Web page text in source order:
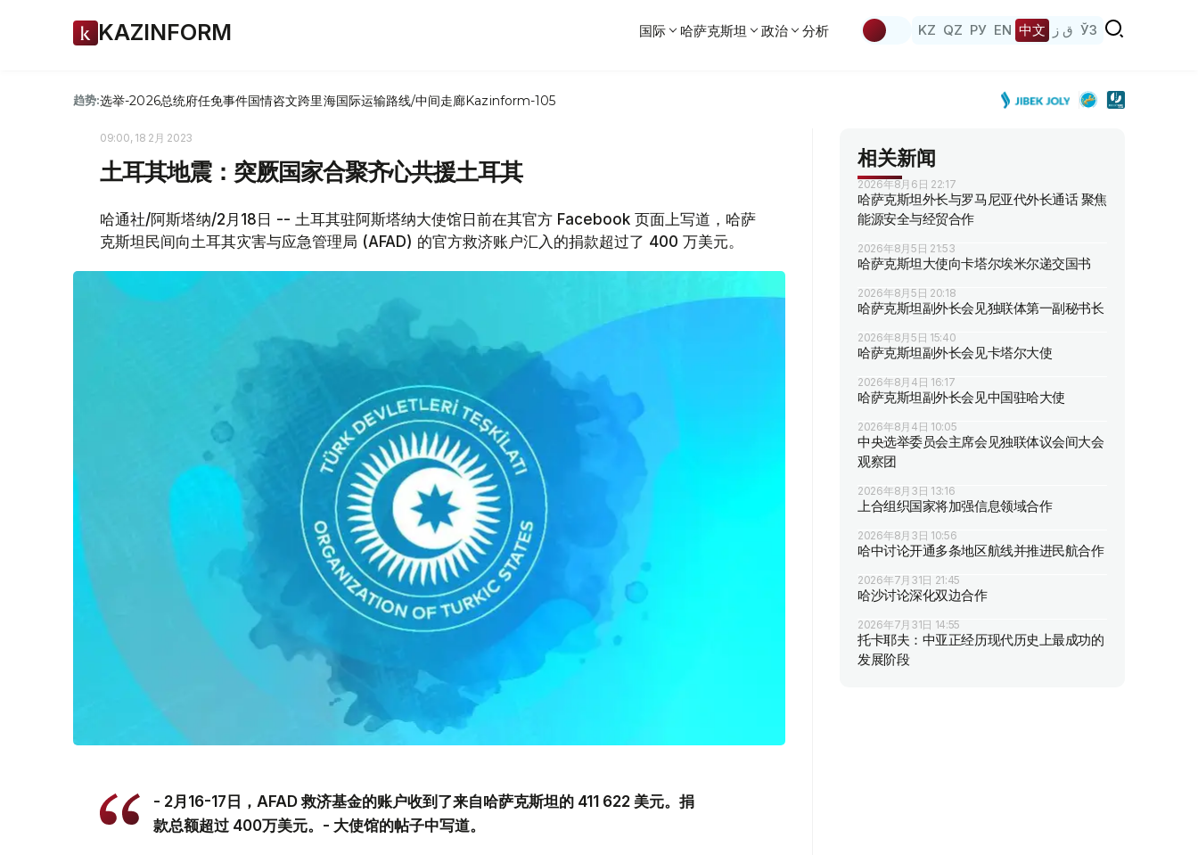
KAZINFORM 国际 哈萨克斯坦 政治 分析 KZ QZ РУ EN 中文 ق ز ЎЗ
趋势:选举-2026总统府任免事件国情咨文跨里海国际运输路线/中间走廊Kazinform-105
09:00, 18 2月 2023
土耳其地震：突厥国家合聚齐心共援土耳其
哈通社/阿斯塔纳/2月18日 -- 土耳其驻阿斯塔纳大使馆日前在其官方 Facebook 页面上写道，哈萨
克斯坦民间向土耳其灾害与应急管理局 (AFAD) 的官方救济账户汇入的捐款超过了 400 万美元。
- 2月16-17日，AFAD 救济基金的账户收到了来自哈萨克斯坦的 411 622 美元。捐
款总额超过 400万美元。- 大使馆的帖子中写道。
相关新闻
2026年8月6日 22:17
哈萨克斯坦外长与罗马尼亚代外长通话 聚焦
能源安全与经贸合作
2026年8月5日 21:53
哈萨克斯坦大使向卡塔尔埃米尔递交国书
2026年8月5日 20:18
哈萨克斯坦副外长会见独联体第一副秘书长
2026年8月5日 15:40
哈萨克斯坦副外长会见卡塔尔大使
2026年8月4日 16:17
哈萨克斯坦副外长会见中国驻哈大使
2026年8月4日 10:05
中央选举委员会主席会见独联体议会间大会
观察团
2026年8月3日 13:16
上合组织国家将加强信息领域合作
2026年8月3日 10:56
哈中讨论开通多条地区航线并推进民航合作
2026年7月31日 21:45
哈沙讨论深化双边合作
2026年7月31日 14:55
托卡耶夫：中亚正经历现代历史上最成功的
发展阶段